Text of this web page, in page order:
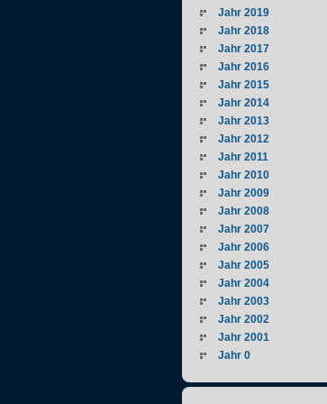
Jahr 2019
Jahr 2018
Jahr 2017
Jahr 2016
Jahr 2015
Jahr 2014
Jahr 2013
Jahr 2012
Jahr 2011
Jahr 2010
Jahr 2009
Jahr 2008
Jahr 2007
Jahr 2006
Jahr 2005
Jahr 2004
Jahr 2003
Jahr 2002
Jahr 2001
Jahr 0